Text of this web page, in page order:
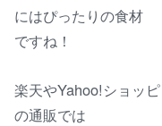
にはぴったりの食材
ですね！
楽天やYahoo!ショッ
の通販では